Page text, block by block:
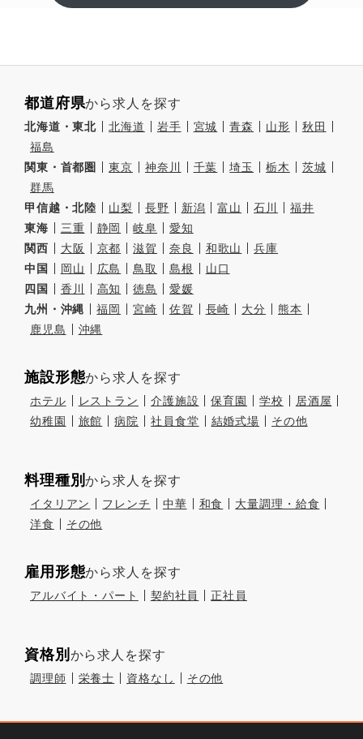
都道府県から求人を探す
北海道・東北 北海道 岩手 宮城 青森 山形
秋田
福島
関東・首都圏
東京 神奈川 千葉 埼玉 栃木
茨城
群馬
甲信越・北陸
山梨 長野 新潟 富山 石川
福井
東海
三重 静岡 岐阜
愛知
関西
大阪 京都 滋賀 奈良 和歌山
兵庫
中国
岡山 広島 鳥取 島根
山口
四国
香川 高知 徳島
愛媛
九州・沖縄
福岡 宮崎 佐賀 長崎 大分
熊本
鹿児島
沖縄
施設形態から求人を探す
ホテル レストラン 介護施設 保育園 学校
居酒屋
幼稚園
旅館 病院 社員食堂 結婚式場 その他
料理種別から求人を探す
イタリアン フレンチ 中華 和食
大量調理・給食
洋食
その他
雇用形態から求人を探す
アルバイト・パート 契約社員 正社員
資格別 から求人を探す
調理師 栄養士 資格なし その他